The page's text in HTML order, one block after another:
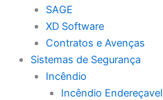
SAGE
XD Software
Contratos e Avenças
Sistemas de Segurança
Incêndio
Incêndio Endereçavel